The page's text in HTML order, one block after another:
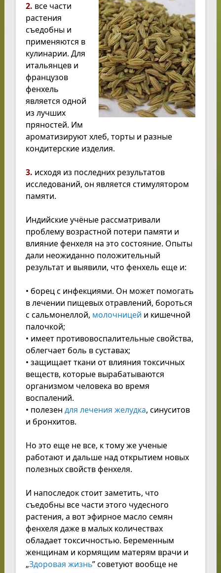
2. все части
растения
съедобны и
применяются в
кулинарии. Для
итальянцев и
французов
фенхель
является одной
из лучших
пряностей. Им
ароматизируют хлеб, торты и разные
кондитерские изделия.
3. исходя из последних результатов
исследований, он является стимулятором
памяти.
Индийские учёные рассматривали
проблему возрастной потери памяти и
влияние фенхеля на это состояние. Опыты
дали неожиданно положительный
результат и выявили, что фенхель еще и:
• борец с инфекциями. Он может помогать
в лечении пищевых отравлений, бороться
с сальмонеллой, молочницей и кишечной
палочкой;
• имеет противовоспалительные свойства,
облегчает боль в суставах;
• защищает ткани от влияния токсичных
веществ, которые вырабатываются
организмом человека во время
воспалений.
• полезен для лечения желудка, синуситов
и бронхитов.
Но это еще не все, к тому же ученые
работают и дальше над открытием новых
полезных свойств фенхеля.
И напоследок стоит заметить, что
съедобны все части этого чудесного
растения, а вот эфирное масло семян
фенхеля даже в малых количествах
обладает токсичностью. Беременным
женщинам и кормящим матерям врачи и
„Здоровая жизнь” советуют вообще не